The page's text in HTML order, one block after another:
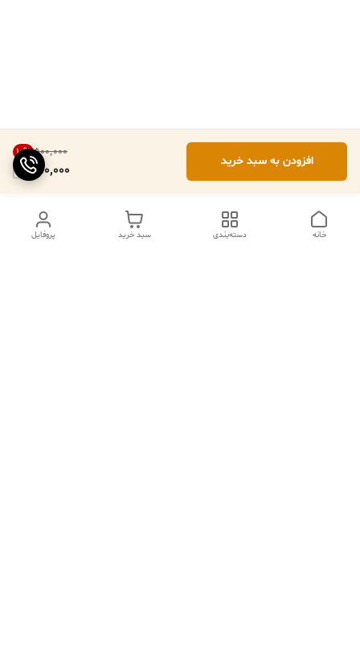
۵۰۰٬۰۰۰ 10%
450,000
افزودن به سبد خرید
پروفایل سبد خرید دسته‌بندی خانه